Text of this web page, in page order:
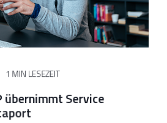
1 MIN LESEZEIT
übernimmt Service